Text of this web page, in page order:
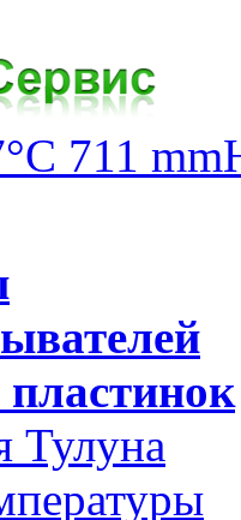
711
Тулуна